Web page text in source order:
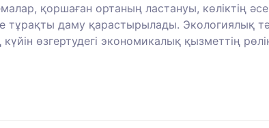
қоршаған ортаның ластануы, көліктің
даму қарастырылады. Экологиялық
өзгертудегі экономикалық қызметтің